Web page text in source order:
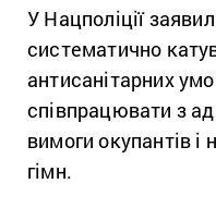
У Нацполіції
систематично
антисанітарних
співпрацювати з
вимоги окупантів і
гімн.